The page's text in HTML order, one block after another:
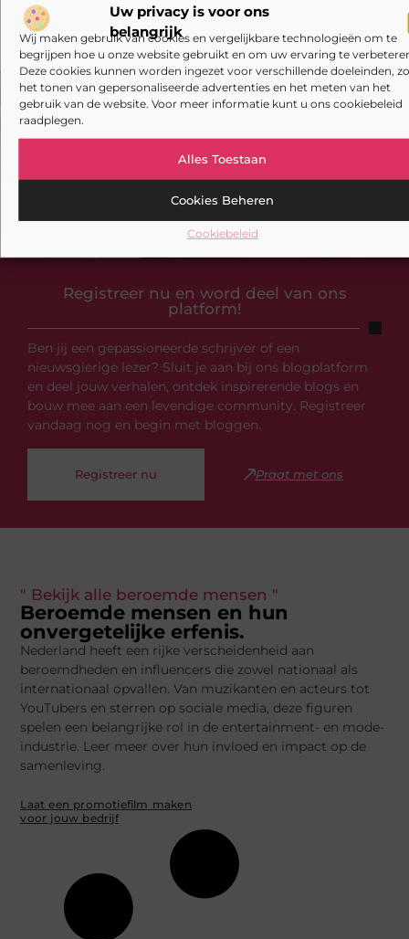
Uw privacy is voor ons
belangrijk
Wij maken gebruik van cookies en vergelijkbare technologieën om te
begrijpen hoe u onze website gebruikt en om uw ervaring te
Deze cookies kunnen worden ingezet voor verschillende doeleinden,
het tonen van gepersonaliseerde advertenties en het meten van het
gebruik van de website. Voor meer informatie kunt u ons cookiebeleid
raadplegen.
Alles Toestaan
Cookies Beheren
Cookiebeleid
Registreer nu en word deel van ons
platform!
Ben jij een gepassioneerde schrijver of een
nieuwsgierige lezer? Sluit je aan bij ons blogplatform
en deel jouw verhalen, ontdek inspirerende blogs en
bouw mee aan een levendige community. Registreer
vandaag nog en begin met bloggen.
Registreer nu Praat met ons
" Bekijk alle beroemde mensen "
Beroemde mensen en hun
onvergetelijke erfenis.
Nederland heeft een rijke verscheidenheid aan
beroemdheden en influencers die zowel nationaal als
internationaal opvallen. Van muzikanten en acteurs tot
YouTubers en sterren op sociale media, deze figuren
spelen een belangrijke rol in de entertainment- en mode-
industrie. Leer meer over hun invloed en impact op de
samenleving.
Laat een promotiefilm maken
voor jouw bedrijf